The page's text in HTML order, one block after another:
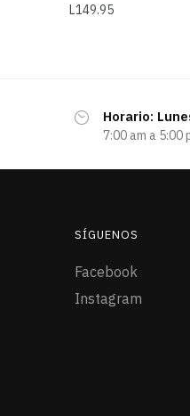
L149.95
Horario:
7:00 am a 5:00
SÍGUENOS
Facebook
Instagram